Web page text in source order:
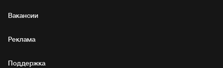
Вакансии
Реклама
Поддержка